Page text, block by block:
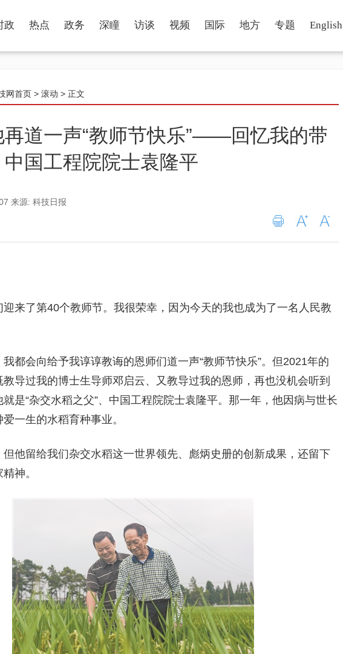
政 热点 政务 深瞳 访谈 视频 国际 地方 专题 English
网首页 > 滚动 > 正文
再道一声“教师节快乐”——回忆我的带
国工程院院士袁隆平
来源: 科技日报
来了第40个教师节。我很荣幸，因为今天的我也成为了一名人民教
都会向给予我谆谆教诲的恩师们道一声“教师节快乐”。但2021年的
导过我的博士生导师邓启云、又教导过我的恩师，再也没机会听到
是“杂交水稻之父”、中国工程院院士袁隆平。那一年，他因病与世长
一生的水稻育种事业。
他留给我们杂交水稻这一世界领先、彪炳史册的创新成果，还留下
神。